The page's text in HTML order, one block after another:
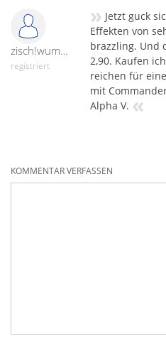
zisch!wumm!peng!
registriert
» Jetzt guck
Effekten von
brazzling. Und
2,90. Kaufen
reichen für
mit
Alpha V. «
KOMMENTAR VERFASSEN